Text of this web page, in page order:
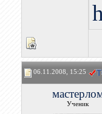
06.11.2008, 15:25
Ученик